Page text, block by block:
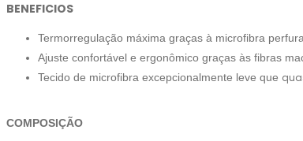
BENEFICIOS
Termorregulação máxima graças à microfibra
Ajuste confortável e ergonômico graças às fibras
Tecido de microfibra excepcionalmente leve que
COMPOSIÇÃO